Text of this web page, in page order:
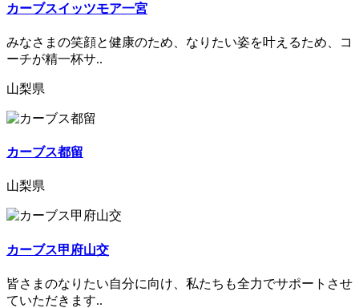
カーブスイッツモア一宮
みなさまの笑顔と健康のため、なりたい姿を叶えるため、コ
ーチが精一杯サ..
山梨県
カーブス都留
山梨県
カーブス甲府山交
皆さまのなりたい自分に向け、私たちも全力でサポートさせ
ていただきます..